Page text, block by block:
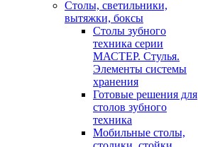
Cтолы, светильники,
вытяжки, боксы
Столы зубного
техника серии
МАСТЕР. Стулья.
Элементы системы
хранения
Готовые решения для
столов зубного
техника
Мобильные столы,